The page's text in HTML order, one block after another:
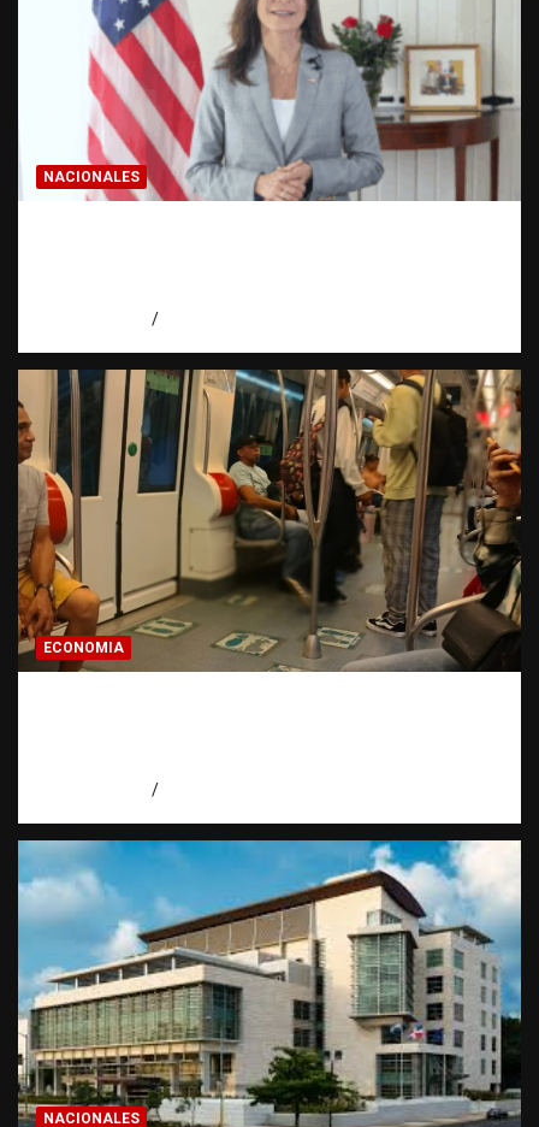
NACIONALES
ECONOMIA
NACIONALES